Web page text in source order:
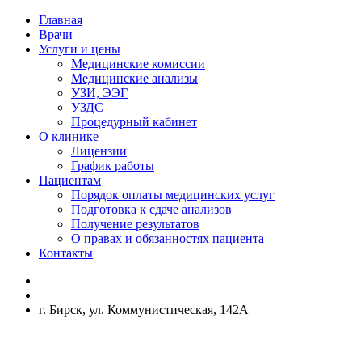
Главная
Врачи
Услуги и цены
Медицинские комиссии
Медицинские анализы
УЗИ, ЭЭГ
УЗДС
Процедурный кабинет
О клинике
Лицензии
График работы
Пациентам
Порядок оплаты медицинских услуг
Подготовка к сдаче анализов
Получение результатов
О правах и обязанностях пациента
Контакты
г. Бирск, ул. Коммунистическая, 142А